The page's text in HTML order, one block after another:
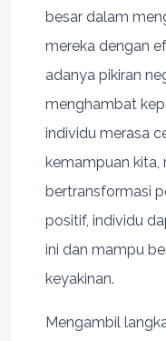
besar dalam
mereka dengan
adanya pikiran
menghambat
individu merasa
kemampuan kita,
bertransformasi
positif, individu
ini dan mampu
keyakinan.
Mengambil